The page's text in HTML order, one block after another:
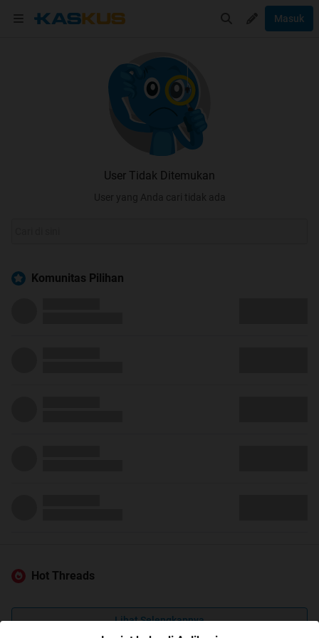
Masuk
User Tidak Ditemukan
User yang Anda cari tidak ada
Komunitas Pilihan
Hot Threads
Lihat Selengkapnya